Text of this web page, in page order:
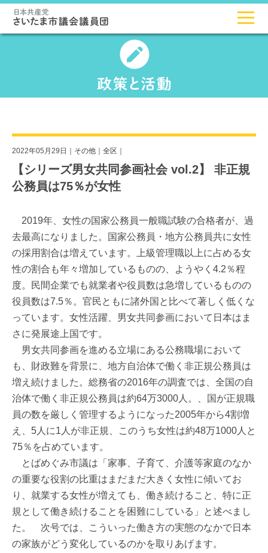
2022年05月29日｜ その他 全区
【シリーズ男女共同参画社会 vol.2】 非正規
公務員は75％が女性
2019年、女性の国家公務員一般職試験の合格者が、過
去最高になりました。国家公務員・地方公務員共に女性
の採用割合は増えています。上級管理職以上に占める女
性の割合も年々増加しているものの、ようやく4.2％程
度。民間企業でも就業者や役員数は急増しているものの
役員数は7.5％。官民ともに諸外国と比べて著しく低くな
っています。女性活躍、男女共同参画において日本はま
さに発展途上国です。
男女共同参画を進める立場にある公務職場において
も、財政難を背景に、地方自治体で働く非正規公務員は
増え続けました。総務省の2016年の調査では、全国の自
治体で働く非正規公務員は約64万3000人。、国が正規職
員の数を厳しく管理するようになった2005年から4割増
え、5人に1人が非正規、このうち女性は約48万1000人と
75％を占めています。
とばめぐみ市議は「家事、子育て、介護等家庭のなか
の重要な役割の比重はまだまだ大きく女性に傾いてお
り、就業する女性が増えても、働き続けること、特に正
規として働き続けることを困難にしている」と述べまし
た。 次号では、こういった働き方の実態のなかで日本
の家族がどう変化しているのかを取りあげます。